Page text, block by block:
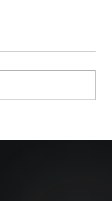
MAIO